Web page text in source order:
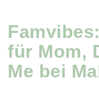
für Mom,
Me bei